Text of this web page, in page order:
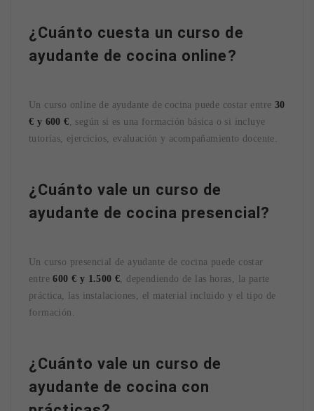
¿Cuánto cuesta un curso de
ayudante de cocina online?
Un curso online de ayudante de cocina puede costar entre 30
€ y 600 € , según si es una formación básica o si incluye
tutorías, ejercicios, evaluación y acompañamiento docente.
¿Cuánto vale un curso de
ayudante de cocina presencial?
Un curso presencial de ayudante de cocina puede costar
entre600 € y 1.500 € , dependiendo de las horas, la parte
práctica, las instalaciones, el material incluido y el tipo de
formación.
¿Cuánto vale un curso de
ayudante de cocina con